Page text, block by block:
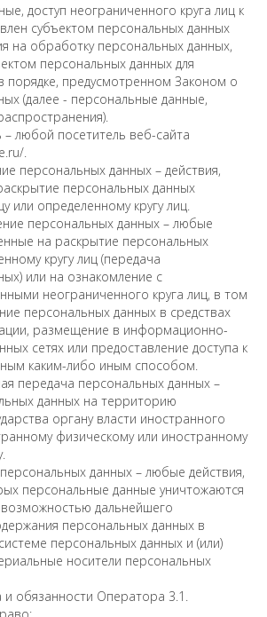
доступ неограниченного круга лиц к
субъектом персональных данных
на обработку персональных данных,
персональных данных для
порядке, предусмотренном Законом о
(далее - персональные данные,
– любой посетитель веб-сайта
.
персональных данных – действия,
персональных данных
или определенному кругу лиц.
персональных данных – любые
на раскрытие персональных
кругу лиц (передача
или на ознакомление с
неограниченного круга лиц, в том
персональных данных в средствах
размещение в информационно-
сетях или предоставление доступа к
каким-либо иным способом.
передача персональных данных –
данных на территорию
органу власти иностранного
физическому или иностранному
данных – любые действия,
персональные данные уничтожаются
дальнейшего
персональных данных в
персональных данных и (или)
носители персональных
обязанности Оператора 3.1.